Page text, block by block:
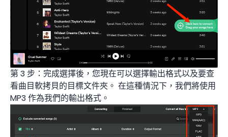
第 3 步：完成選擇後，您現在可以選擇輸出格式以及要查
看曲目軟拷貝的目標文件夾。 在這種情況下，我們將使用
MP3 作為我們的輸出格式。